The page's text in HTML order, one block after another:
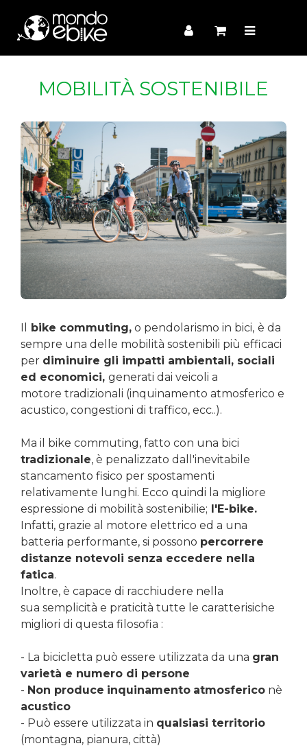
MOBILITÀ SOSTENIBILE
Il bike commuting, o pendolarismo in bici, è da
sempre una delle mobilità sostenibili più efficaci
per diminuire gli impatti ambientali, sociali
ed economici, generati dai veicoli a
motore tradizionali (inquinamento atmosferico e
acustico, congestioni di traffico, ecc..).
Ma il bike commuting, fatto con una bici
tradizionale, è penalizzato dall'inevitabile
stancamento fisico per spostamenti
relativamente lunghi. Ecco quindi la migliore
espressione di mobilità sostenibilie; l'E-bike.
Infatti, grazie al motore elettrico ed a una
batteria performante, si possono percorrere
distanze notevoli senza eccedere nella
fatica.
Inoltre, è capace di racchiudere nella
sua semplicità e praticità tutte le caratterisiche
migliori di questa filosofia :
- La bicicletta può essere utilizzata da una gran
varietà e numero di persone
- Non produce inquinamento atmosferico nè
acustico
- Può essere utilizzata in qualsiasi territorio
(montagna, pianura, città)